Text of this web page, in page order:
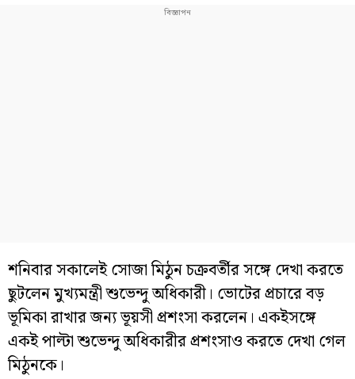
শনিবার সকালেই সোজা মিঠুন চক্রবর্তীর সঙ্গে দেখা করতে
ছুটলেন মুখ্যমন্ত্রী শুভেন্দু অধিকারী। ভোটের প্রচারে বড়
ভূমিকা রাখার জন্য ভূয়সী প্রশংসা করলেন। একইসঙ্গে
একই পাল্টা শুভেন্দু অধিকারীর প্রশংসাও করতে দেখা গেল
মিঠুনকে।